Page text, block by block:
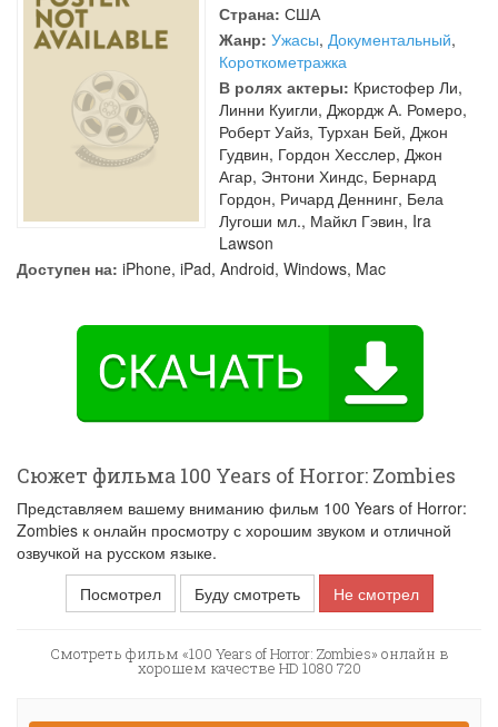
Страна: США
Жанр: Ужасы, Документальный,
Короткометражка
В ролях актеры: Кристофер Ли,
Линни Куигли, Джордж А. Ромеро,
Роберт Уайз, Турхан Бей, Джон
Гудвин, Гордон Хесслер, Джон
Агар, Энтони Хиндс, Бернард
Гордон, Ричард Деннинг, Бела
Лугоши мл., Майкл Гэвин, Ira
Lawson
Доступен на: iPhone, iPad, Android, Windows, Mac
Сюжет фильма 100 Years of Horror: Zombies
Представляем вашему вниманию фильм 100 Years of Horror:
Zombies к онлайн просмотру с хорошим звуком и отличной
озвучкой на русском языке.
Посмотрел
Буду смотреть Не смотрел
Смотреть фильм «100 Years of Horror: Zombies» онлайн в
хорошем качестве HD 1080 720